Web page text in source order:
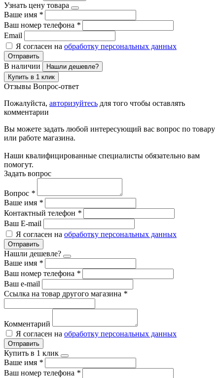
Узнать цену товара
Ваше имя *
Ваш номер телефона *
Email
Я согласен на обработку персональных данных
Отправить
В наличии
Нашли дешевле?
Купить в 1 клик
Отзывы Вопрос-ответ
Пожалуйста, авторизуйтесь для того чтобы оставлять
комментарии
Вы можете задать любой интересующий вас вопрос по товару
или работе магазина.
Наши квалифицированные специалисты обязательно вам
помогут.
Задать вопрос
Вопрос *
Ваше имя *
Контактный телефон *
Ваш E-mail
Я согласен на обработку персональных данных
Отправить
Нашли дешевле?
Ваше имя *
Ваш номер телефона *
Ваш e-mail
Ссылка на товар другого магазина *
Комментарий
Я согласен на обработку персональных данных
Отправить
Купить в 1 клик
Ваше имя *
Ваш номер телефона *